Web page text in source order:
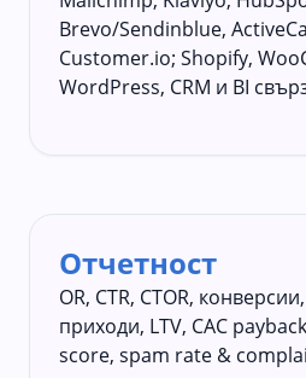
Brevo/Sendinblue,
Customer.io; Shopify,
WordPress, CRM и BI
Отчетност
OR, CTR, CTOR,
приходи, LTV, CAC
score, spam rate &